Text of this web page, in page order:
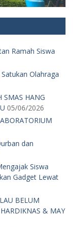
Ramah Siswa
Olahraga
SMAS HANG
05/06/2026
dan
Siswa
Gadget Lewat
BELUM
& MAY